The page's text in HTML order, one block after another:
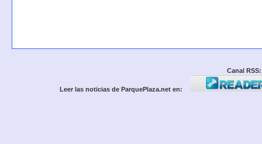
Canal RSS:
Leer las noticias de ParquePlaza.net en: